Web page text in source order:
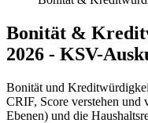
Bonität &
2026 - KSV-
Bonität und
CRIF, Score verstehen und
Ebenen) und die